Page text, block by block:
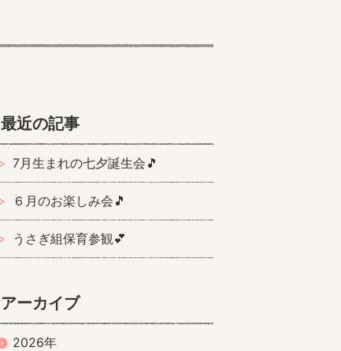
最近の記事
7月生まれの七夕誕生会🎵
６月のお楽しみ会🎵
うさぎ組保育参観💕
アーカイブ
2026年